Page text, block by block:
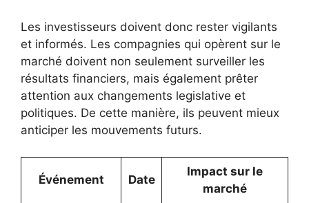
Les investisseurs doivent donc rester vigilants
et informés. Les compagnies qui opèrent sur le
marché doivent non seulement surveiller les
résultats financiers, mais également prêter
attention aux changements legislative et
politiques. De cette manière, ils peuvent mieux
anticiper les mouvements futurs.
Événement Date
Impact sur le
marché